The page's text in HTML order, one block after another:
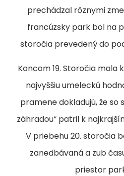
prechádzal rôznymi
francúzsky park bol na
storočia prevedený do
Koncom 19. Storočia mala
najvyššiu umeleckú
pramene dokladujú, že so
záhradou“ patril k
V priebehu 20. storočia
zanedbávaná a zub
priestor